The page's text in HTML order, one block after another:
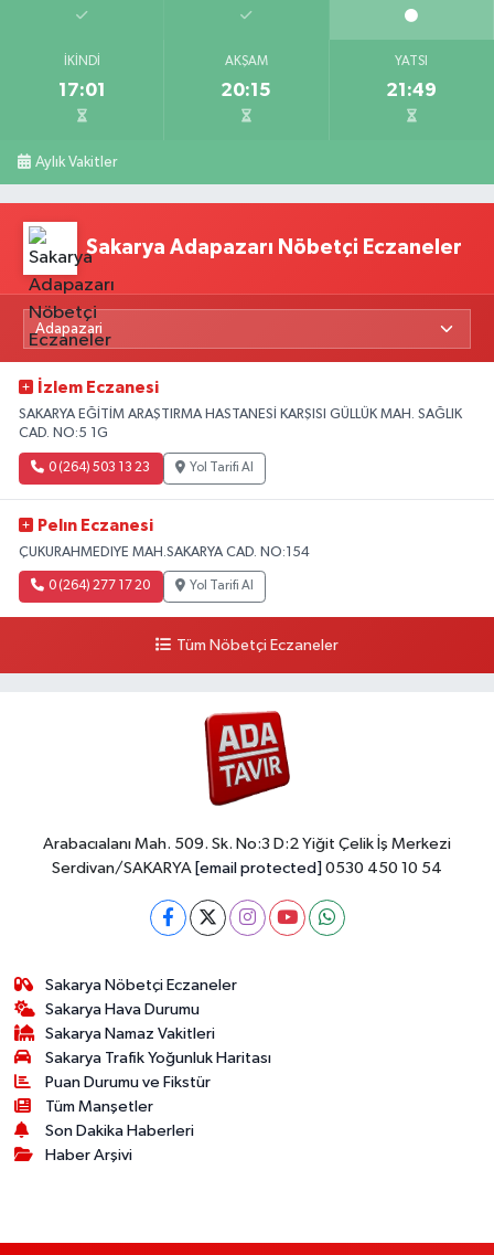
İKINDI
17:01
AKŞAM
20:15
YATSI
21:49
Aylık Vakitler
Sakarya Adapazarı Nöbetçi Eczaneler
İzlem Eczanesi
SAKARYA EĞİTİM ARAŞTIRMA HASTANESİ KARŞISI GÜLLÜK MAH. SAĞLIK
CAD. NO:5 1G
0 (264) 503 13 23 Yol Tarifi Al
Pelın Eczanesi
ÇUKURAHMEDIYE MAH.SAKARYA CAD. NO:154
0 (264) 277 17 20 Yol Tarifi Al
Tüm Nöbetçi Eczaneler
Arabacıalanı Mah. 509. Sk. No:3 D:2 Yiğit Çelik İş Merkezi
Serdivan/SAKARYA [email protected] 0530 450 10 54
Sakarya Nöbetçi Eczaneler
Sakarya Hava Durumu
Sakarya Namaz Vakitleri
Sakarya Trafik Yoğunluk Haritası
Puan Durumu ve Fikstür
Tüm Manşetler
Son Dakika Haberleri
Haber Arşivi